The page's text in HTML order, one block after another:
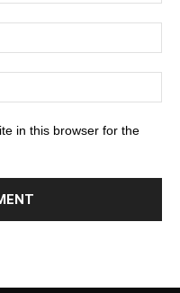
in this browser for the